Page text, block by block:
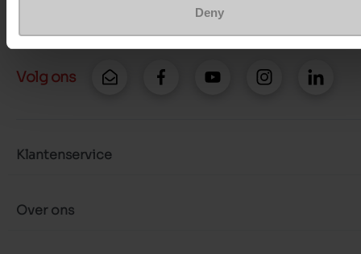
Deny
Volg ons
Klantenservice
Over ons